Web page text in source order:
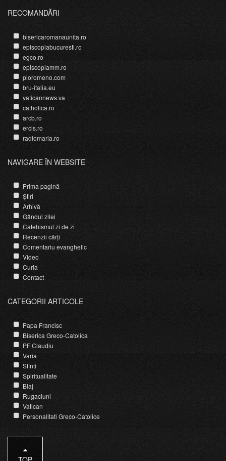
RECOMANDĂRI
bisericaromanaunita.ro
episcopiabucuresti.ro
egco.ro
episcopiamm.ro
pioromeno.com
bru-italia.eu
vaticannews.va
catholica.ro
arcb.ro
ercis.ro
radiomaria.ro
NAVIGARE ÎN WEBSITE
Prima pagină
Știri
Arhivă
Gândul zilei
Catehismul zi de zi
Recenzii cărți
Comentariu evanghelic
Video
Curia
Contact
CATEGORII ARTICOLE
Papa Francisc
Biserica Greco-Catolica
PF Claudiu
Varia
Sfinti
Spiritualitate
Blaj
Rugaciuni
Vatican
Personalitati Greco-Catolice